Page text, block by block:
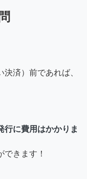
済）前であれば、
行に費用はかかりま
きます！